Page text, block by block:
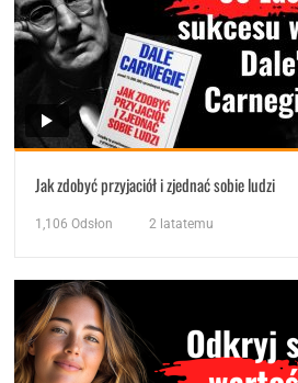
Jak zdobyć przyjaciół i zjednać sobie ludzi
1,106 Odsłon 2 latatemu